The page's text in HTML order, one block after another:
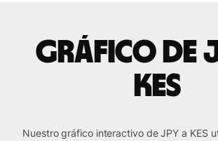
Gráfico de
KES
Nuestro gráfico interactivo de JPY a KES